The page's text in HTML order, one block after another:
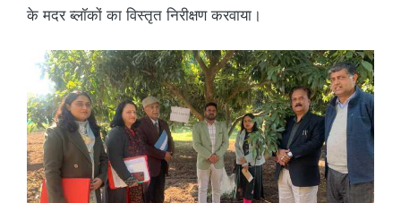
के मदर ब्लॉकों का विस्तृत निरीक्षण करवाया।